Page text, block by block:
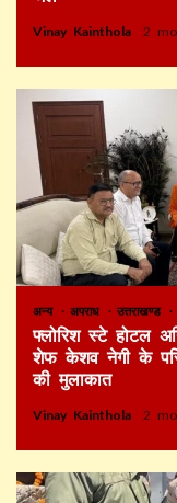
Vinay Kainthola 2
अन्य अपराध उत्तराखण्ड
फ्लोरिश स्टे होटल
शेफ केशव नेगी के
की मुलाकात
Vinay Kainthola 2